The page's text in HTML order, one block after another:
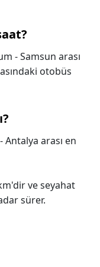
- Samsun arası
otobüs
Antalya arası en
ve seyahat
sürer.